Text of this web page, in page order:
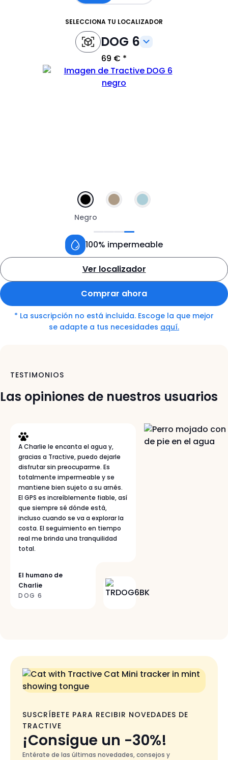
SELECCIONA TU LOCALIZADOR
DOG 6
69 €
Negro
100% impermeable
Ver localizador
about
Tractive
GPS
tracker
Comprar ahora
* La suscripción no está incluida. Escoge la que mejor
se adapte a tus necesidades aquí.
Colores
Negro
TESTIMONIOS
Las opiniones de nuestros usuarios
A Charlie le encanta el agua y,
gracias a Tractive, puedo dejarle
disfrutar sin preocuparme. Es
totalmente impermeable y se
mantiene bien sujeto a su arnés.
El GPS es increíblemente fiable, así
que siempre sé dónde está,
incluso cuando se va a explorar la
costa. El seguimiento en tiempo
real me brinda una tranquilidad
total.
El humano de
Charlie
DOG 6
SUSCRÍBETE PARA RECIBIR NOVEDADES DE
TRACTIVE
¡Consigue un -30%!
Entérate de las últimas novedades, consejos y